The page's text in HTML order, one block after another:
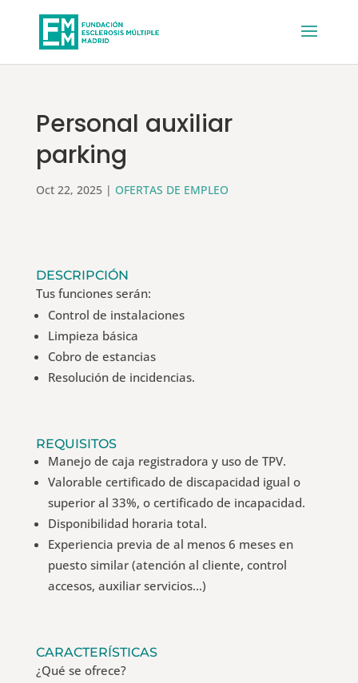
Personal auxiliar
parking
Oct 22, 2025| OFERTAS DE EMPLEO
DESCRIPCIÓN
Tus funciones serán:
Control de instalaciones
Limpieza básica
Cobro de estancias
Resolución de incidencias.
REQUISITOS
Manejo de caja registradora y uso de TPV.
Valorable certificado de discapacidad igual o
superior al 33%, o certificado de incapacidad.
Disponibilidad horaria total.
Experiencia previa de al menos 6 meses en
puesto similar (atención al cliente, control
accesos, auxiliar servicios…)
CARACTERÍSTICAS
¿Qué se ofrece?